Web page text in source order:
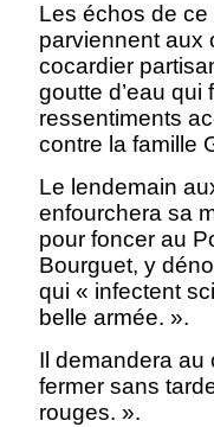
Les échos de
parviennent aux
cocardier
goutte d’eau
ressentiments
contre la famille
Le lendemain
enfourchera sa
pour foncer au
Bourguet, y
qui « infectent
belle armée. ».
Il demandera au
fermer sans
rouges. ».